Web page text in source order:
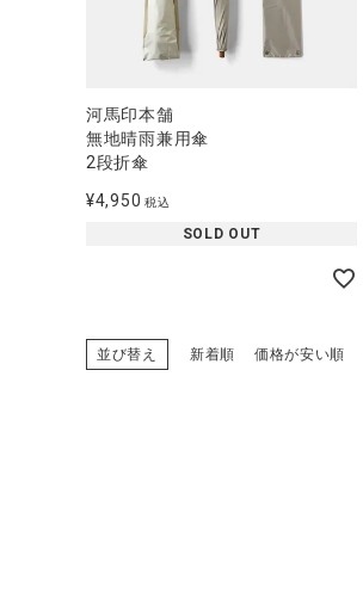
河馬印本舗
無地晴雨兼用傘
2段折傘
¥4,950 税込
SOLD OUT
並び替え 新着順 価格が安い順